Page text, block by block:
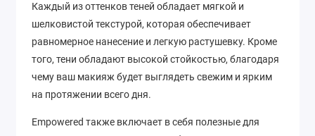
Каждый из оттенков теней обладает мягкой и
шелковистой текстурой, которая обеспечивает
равномерное нанесение и легкую растушевку. Кроме
того, тени обладают высокой стойкостью, благодаря
чему ваш макияж будет выглядеть свежим и ярким
на протяжении всего дня.
Empowered также включает в себя полезные для